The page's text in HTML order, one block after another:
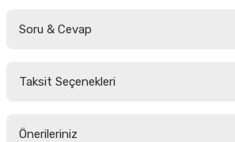
Soru & Cevap
Taksit Seçenekleri
Önerileriniz